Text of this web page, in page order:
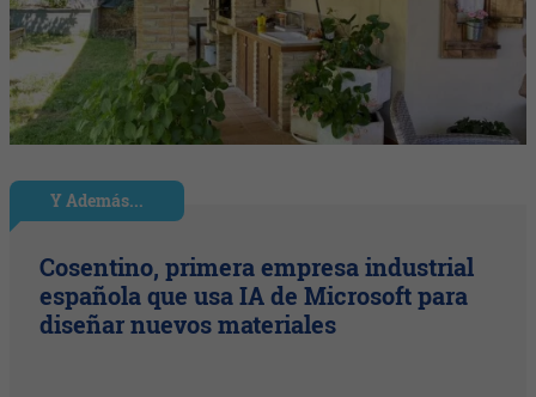
Y Además...
Cosentino, primera empresa industrial
española que usa IA de Microsoft para
diseñar nuevos materiales